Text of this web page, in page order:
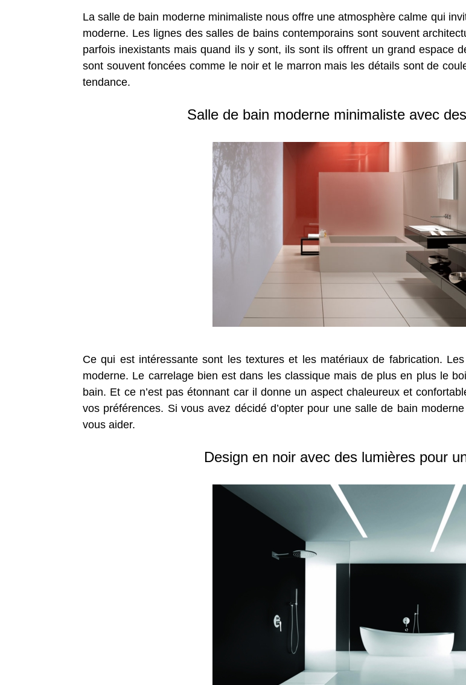
La salle de bain moderne minimaliste nous offre une atmosphère calme qui
moderne. Les lignes des salles de bains contemporains sont souvent
parfois inexistants mais quand ils y sont, ils sont ils offrent un grand espace
sont souvent foncées comme le noir et le marron mais les détails sont de
tendance.
Salle de bain moderne minimaliste avec
Ce qui est intéressante sont les textures et les matériaux de fabrication.
moderne. Le carrelage bien est dans les classique mais de plus en plus le
bain. Et ce n’est pas étonnant car il donne un aspect chaleureux et
vos préférences. Si vous avez décidé d’opter pour une salle de bain
vous aider.
Design en noir avec des lumières pour